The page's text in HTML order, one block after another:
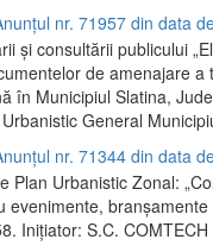
nr. 71957 din data
și consultării publicului
de amenajare a
în Municipiul Slatina,
General
nr. 71344 din data
Plan Urbanistic Zonal:
evenimente, branșamente
Inițiator: S.C. COMTECH